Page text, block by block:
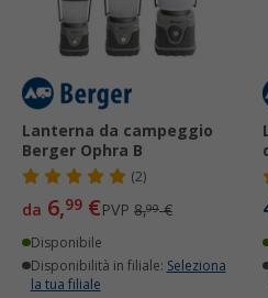
Lanterna da campeggio
Berger Ophra B
(2)
da 6,99 €PVP 8,99€
Disponibile
Disponibilità in filiale: Seleziona
la tua filiale